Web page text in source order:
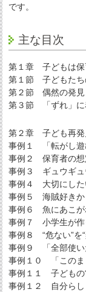
です。
主な目次
第１章 子どもは保
第１節 子どもたち
第２節 偶然の発見
第３節 「ずれ」に
第２章 子ども再発
事例１ 「転がし遊
事例２ 保育者の想
事例３ ギュウギュ
事例４ 大切にした
事例５ 海賊好きか
事例６ 魚にあこが
事例７ 小学生が作
事例８ “危ない”を
事例９ 「全部使い
事例１０ 「このま
事例１１ 子どもの
事例１２ 自分らし